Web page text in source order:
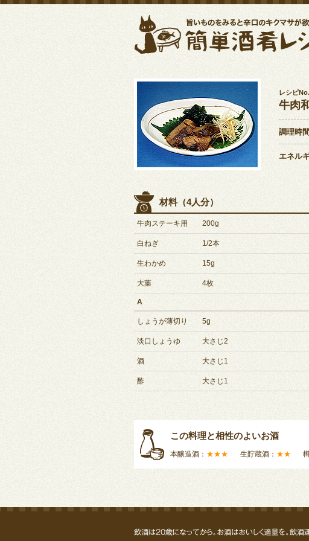
レシピ
牛肉
調理時
エネル
材料（4人分）
牛肉ステーキ用 200g
白ねぎ 1/2本
生わかめ 15g
大葉 4枚
A
しょうが薄切り 5g
淡口しょうゆ 大さじ2
酒 大さじ1
酢 大さじ1
この料理と相性のよいお酒
本醸造酒： ★★★ 生貯蔵酒： ★★